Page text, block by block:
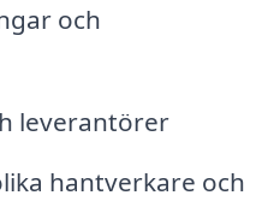
och
leverantörer
hantverkare och